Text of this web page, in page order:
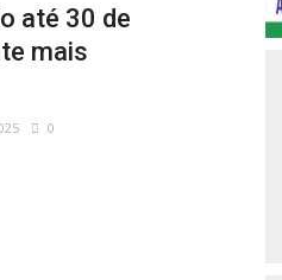
até 30 de
mais
0